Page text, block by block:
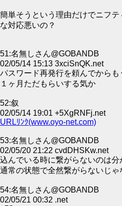
簡単そうという理由だけでニフ
な対応悪いの？
51:名無しさん@GOBANDB
02/05/14 15:13 3xciSnQK.net
パスワード再発行を頼んでから
１ヶ月ただもらいする気か
52:叙
02/05/14 19:01 +5XgRNFj.net
URLﾘﾝｸ(www.oyo-net.com)
53:名無しさん@GOBANDB
02/05/20 21:22 cvdDHSKw.net
込んでいる時に繋がらないのは分
通常の状態で全然繋がらないじゃ
54:名無しさん@GOBANDB
02/05/21 00:32 .net